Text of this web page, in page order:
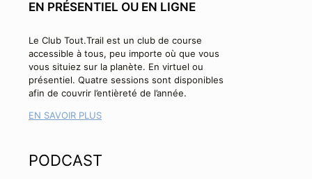
EN PRÉSENTIEL OU EN LIGNE
Le Club Tout.Trail est un club de course
accessible à tous, peu importe où que vous
vous situiez sur la planète. En virtuel ou
présentiel. Quatre sessions sont disponibles
afin de couvrir l’entièreté de l’année.
EN SAVOIR PLUS
PODCAST